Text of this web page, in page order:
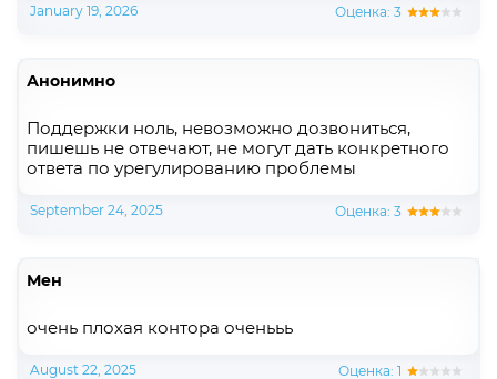
January 19, 2026 Оценка: 3
Анонимно
Поддержки ноль, невозможно дозвониться,
пишешь не отвечают, не могут дать конкретного
ответа по урегулированию проблемы
September 24, 2025 Оценка: 3
Мен
очень плохая контора оченььь
August 22, 2025 Оценка: 1